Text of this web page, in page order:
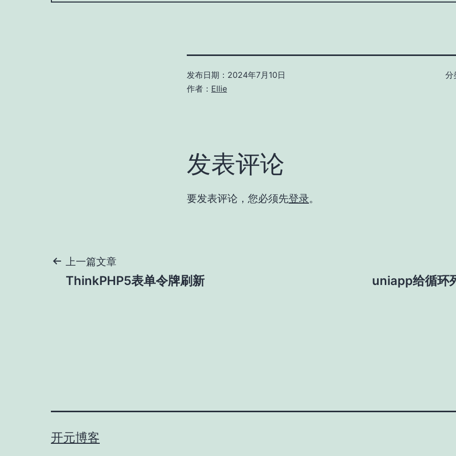
发布日期： 2024年7月10日
作者： Ellie
分
发表评论
要发表评论，您必须先登录。
文上一篇文章
ThinkPHP5表单令牌刷新 uniapp给循环
开元博客